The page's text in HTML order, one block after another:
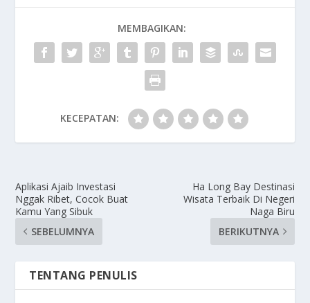
MEMBAGIKAN:
KECEPATAN:
Aplikasi Ajaib Investasi
Nggak Ribet, Cocok Buat
Kamu Yang Sibuk
SEBELUMNYA
Ha Long Bay Destinasi
Wisata Terbaik Di Negeri
Naga Biru
BERIKUTNYA
TENTANG PENULIS